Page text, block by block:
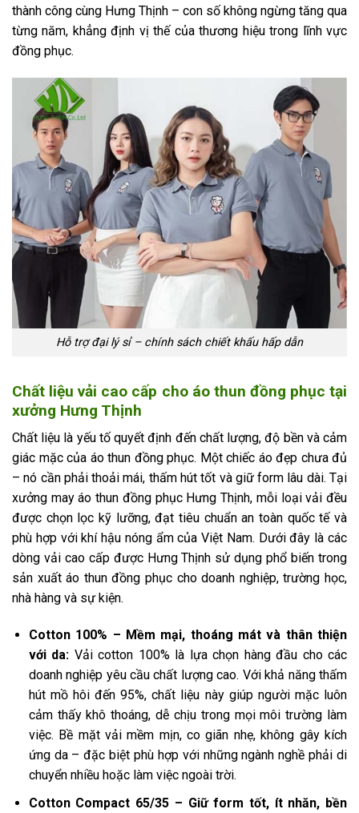
thành công cùng Hưng Thịnh – con số không ngừng tăng qua
từng năm, khẳng định vị thế của thương hiệu trong lĩnh vực
đồng phục.
Hỗ trợ đại lý sỉ – chính sách chiết khấu hấp dẫn
Chất liệu vải cao cấp cho áo thun đồng phục tại
xưởng Hưng Thịnh
Chất liệu là yếu tố quyết định đến chất lượng, độ bền và cảm
giác mặc của áo thun đồng phục. Một chiếc áo đẹp chưa đủ
– nó cần phải thoải mái, thấm hút tốt và giữ form lâu dài. Tại
xưởng may áo thun đồng phục Hưng Thịnh, mỗi loại vải đều
được chọn lọc kỹ lưỡng, đạt tiêu chuẩn an toàn quốc tế và
phù hợp với khí hậu nóng ẩm của Việt Nam. Dưới đây là các
dòng vải cao cấp được Hưng Thịnh sử dụng phổ biến trong
sản xuất áo thun đồng phục cho doanh nghiệp, trường học,
nhà hàng và sự kiện.
Cotton 100% – Mềm mại, thoáng mát và thân thiện
với da: Vải cotton 100% là lựa chọn hàng đầu cho các
doanh nghiệp yêu cầu chất lượng cao. Với khả năng thấm
hút mồ hôi đến 95%, chất liệu này giúp người mặc luôn
cảm thấy khô thoáng, dễ chịu trong mọi môi trường làm
việc. Bề mặt vải mềm mịn, co giãn nhẹ, không gây kích
ứng da – đặc biệt phù hợp với những ngành nghề phải di
chuyển nhiều hoặc làm việc ngoài trời.
Cotton Compact 65/35 – Giữ form tốt, ít nhăn, bền